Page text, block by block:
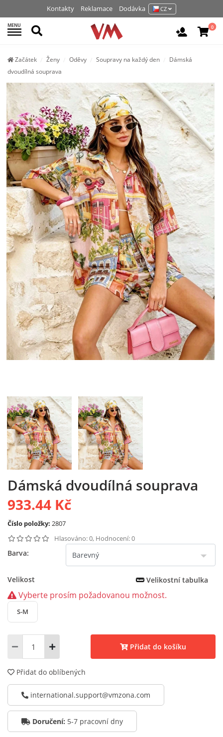
Kontakty Reklamace Dodávka CZ
MENU Hledat Vchod /
0
Začátek Ženy Oděvy Soupravy na každý den
Dámská
dvoudílná souprava
Dámská dvoudílná souprava
933.44 Kč
Číslo položky: 2807
Hlasováno: 0, Hodnocení: 0
Barva:
Velikost Velikostní tabulka
Vyberte prosím požadovanou možnost.
S-M
Přidat do košíku
Přidat do oblíbených
international.support@vmzona.com
Doručení: 5-7 pracovní dny